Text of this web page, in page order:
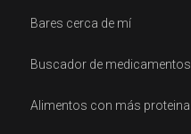
Bares cerca de mí
Buscador de medicamentos
Alimentos con más proteina